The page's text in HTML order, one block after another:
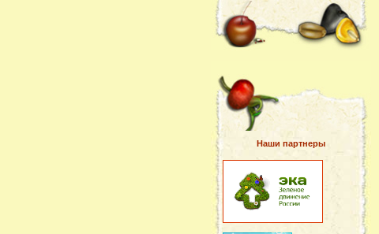
Наши партнеры